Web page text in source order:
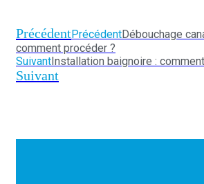
PrécédentPrécédentDébouchage
comment procéder ?
SuivantInstallation baignoire :
Suivant